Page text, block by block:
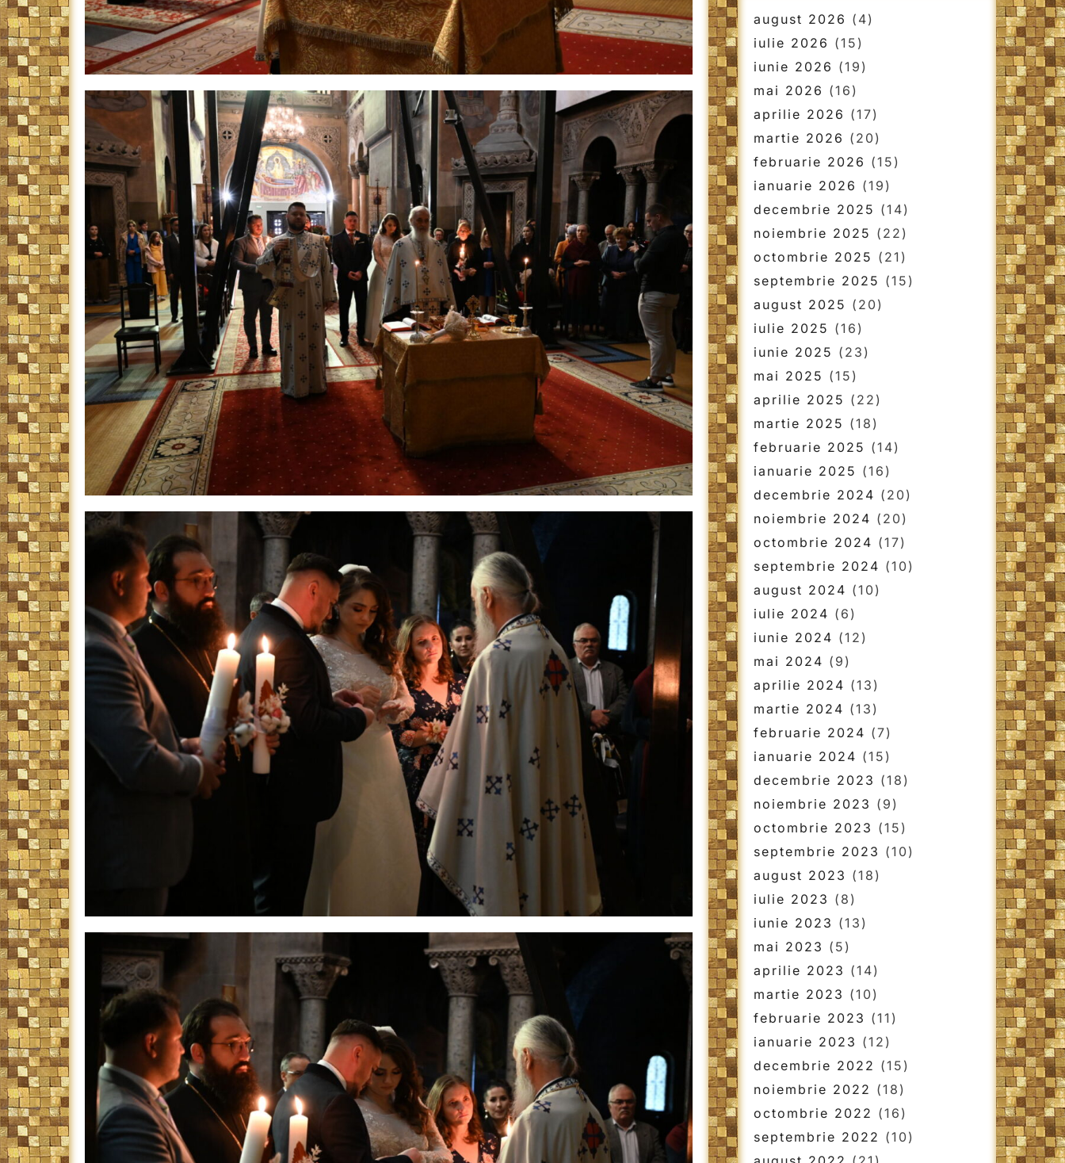
august 2026 (4)
iulie 2026 (15)
iunie 2026 (19)
mai 2026 (16)
aprilie 2026 (17)
martie 2026 (20)
februarie 2026 (15)
ianuarie 2026 (19)
decembrie 2025 (14)
noiembrie 2025 (22)
octombrie 2025 (21)
septembrie 2025 (15)
august 2025 (20)
iulie 2025 (16)
iunie 2025 (23)
mai 2025 (15)
aprilie 2025 (22)
martie 2025 (18)
februarie 2025 (14)
ianuarie 2025 (16)
decembrie 2024 (20)
noiembrie 2024 (20)
octombrie 2024 (17)
septembrie 2024 (10)
august 2024 (10)
iulie 2024 (6)
iunie 2024 (12)
mai 2024 (9)
aprilie 2024 (13)
martie 2024 (13)
februarie 2024 (7)
ianuarie 2024 (15)
decembrie 2023 (18)
noiembrie 2023 (9)
octombrie 2023 (15)
septembrie 2023 (10)
august 2023 (18)
iulie 2023 (8)
iunie 2023 (13)
mai 2023 (5)
aprilie 2023 (14)
martie 2023 (10)
februarie 2023 (11)
ianuarie 2023 (12)
decembrie 2022 (15)
noiembrie 2022 (18)
octombrie 2022 (16)
septembrie 2022 (10)